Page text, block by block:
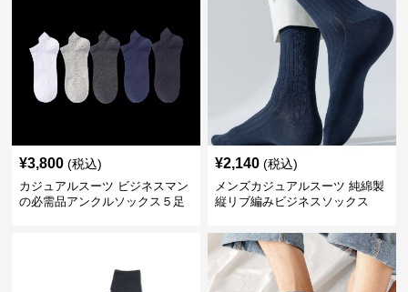
¥3,800 (税込)
カジュアルスーツ ビジネスマン
の必需品アンクルソックス５足
¥2,140 (税込)
メンズカジュアルスーツ 純綿製
縦リブ編みビジネスソックス